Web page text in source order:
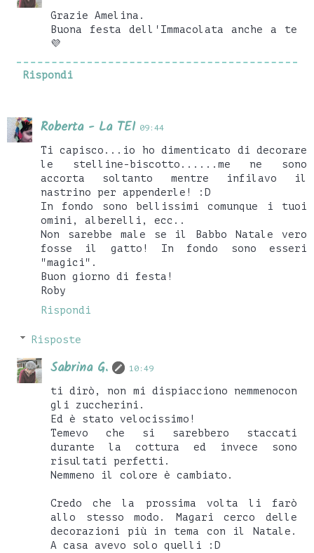
Grazie Amelina.
Buona festa dell'Immacolata anche a te
💜
Rispondi
Roberta - La TEI 09:44
Ti capisco...io ho dimenticato di decorare
le stelline-biscotto......me ne sono
accorta soltanto mentre infilavo il
nastrino per appenderle! :D
In fondo sono bellissimi comunque i tuoi
omini, alberelli, ecc..
Non sarebbe male se il Babbo Natale vero
fosse il gatto! In fondo sono esseri
"magici".
Buon giorno di festa!
Roby
Rispondi
Risposte
Sabrina G. 10:49
ti dirò, non mi dispiacciono nemmenocon
gli zuccherini.
Ed è stato velocissimo!
Temevo che si sarebbero staccati
durante la cottura ed invece sono
risultati perfetti.
Nemmeno il colore è cambiato.
Credo che la prossima volta li farò
allo stesso modo. Magari cerco delle
decorazioni più in tema con il Natale.
A casa avevo solo quelli :D